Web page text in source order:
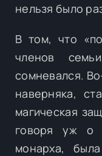
нельзя было
В том, что
членов
сомневался.
наверняка,
магическая
говоря уж о
монарха,